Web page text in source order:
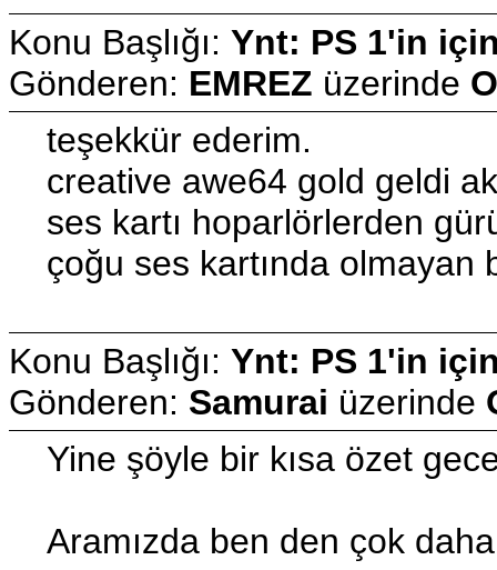
Konu Başlığı: Ynt: PS 1'in
Gönderen: EMREZ üzerinde
teşekkür ederim.
creative awe64 gold geldi
ses kartı hoparlörlerden
çoğu ses kartında olmayan
Konu Başlığı: Ynt: PS 1'in
Gönderen: Samurai üzerinde
Yine şöyle bir kısa özet
Aramızda ben den çok